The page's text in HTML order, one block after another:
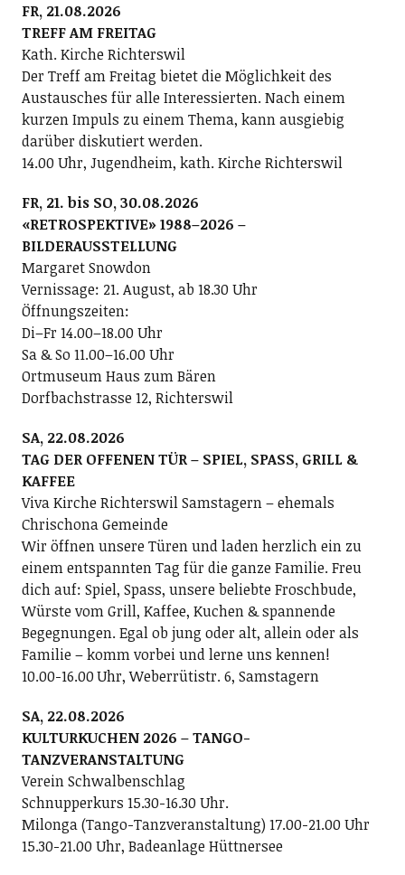
FR, 21.08.2026
TREFF AM FREITAG
Kath. Kirche Richterswil
Der Treff am Freitag bietet die Möglichkeit des
Austausches für alle Interessierten. Nach einem
kurzen Impuls zu einem Thema, kann ausgiebig
darüber diskutiert werden.
14.00 Uhr, Jugendheim, kath. Kirche Richterswil
FR, 21. bis SO, 30.08.2026
«RETROSPEKTIVE» 1988–2026 –
BILDERAUSSTELLUNG
Margaret Snowdon
Vernissage: 21. August, ab 18.30 Uhr
Öffnungszeiten:
Di–Fr 14.00–18.00 Uhr
Sa & So 11.00–16.00 Uhr
Ortmuseum Haus zum Bären
Dorfbachstrasse 12, Richterswil
SA, 22.08.2026
TAG DER OFFENEN TÜR – SPIEL, SPASS, GRILL &
KAFFEE
Viva Kirche Richterswil Samstagern – ehemals
Chrischona Gemeinde
Wir öffnen unsere Türen und laden herzlich ein zu
einem entspannten Tag für die ganze Familie. Freu
dich auf: Spiel, Spass, unsere beliebte Froschbude,
Würste vom Grill, Kaffee, Kuchen & spannende
Begegnungen. Egal ob jung oder alt, allein oder als
Familie – komm vorbei und lerne uns kennen!
10.00-16.00 Uhr, Weberrütistr. 6, Samstagern
SA, 22.08.2026
KULTURKUCHEN 2026 – TANGO-
TANZVERANSTALTUNG
Verein Schwalbenschlag
Schnupperkurs 15.30-16.30 Uhr.
Milonga (Tango-Tanzveranstaltung) 17.00-21.00 Uhr
15.30-21.00 Uhr, Badeanlage Hüttnersee